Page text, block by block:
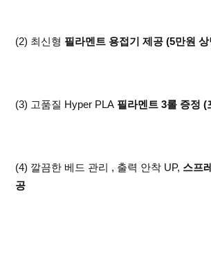
(2) 최신형 필라멘트 용접기 제공 (5만원
(3) 고품질 Hyper PLA 필라멘트 3롤 증정
(4) 깔끔한 베드 관리 , 출력 안착 UP, 스프
공